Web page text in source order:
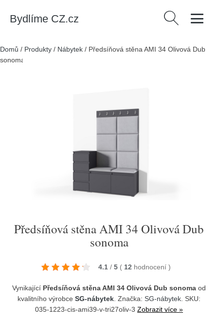
Bydlíme CZ.cz Vyhledávání
Domů / Produkty / Nábytek / Předsíňová stěna AMI 34 Olivová Dub
sonoma
Předsíňová stěna AMI 34 Olivová Dub
sonoma
4.1 / 5 ( 12 hodnocení )
Vynikající Předsíňová stěna AMI 34 Olivová Dub sonoma od
kvalitního výrobce SG-nábytek . Značka: SG-nábytek . SKU:
035-1223-cis-ami39-v-tri27oliv-3 Zobrazit více »